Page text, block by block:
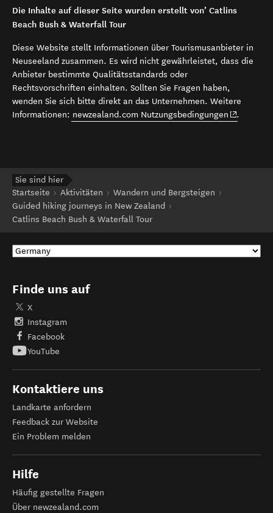
Die Inhalte auf dieser Seite wurden erstellt von’ Catlins
Beach Bush & Waterfall Tour
Diese Website stellt Informationen über Tourismusanbieter in
Neuseeland zusammen. Es wird nicht gewährleistet, dass die
Anbieter bestimmte Qualitätsstandards oder
Rechtsvorschriften einhalten. Sollten Sie Fragen haben,
wenden Sie sich bitte direkt an das Unternehmen. Weitere
Informationen: newzealand.com Nutzungsbedingungen (opens in
.
Sie sind hier
Startseite
Aktivitäten
Wandern und Bergsteigen
Guided hiking journeys in New Zealand
Catlins Beach Bush & Waterfall Tour
Finde uns auf
X
Instagram
Facebook
YouTube
Kontaktiere uns
Landkarte anfordern
Feedback zur Website
Ein Problem melden
Hilfe
Häufig gestellte Fragen
Über newzealand.com